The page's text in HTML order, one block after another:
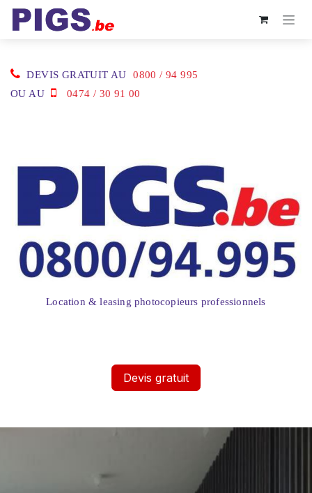
Se rendre au contenu
DEVIS GRATUIT AU
0800 / 94 995
OU AU
0474 / 30 91 00
Location & leasing photocopieurs professionnels
Devis gratuit